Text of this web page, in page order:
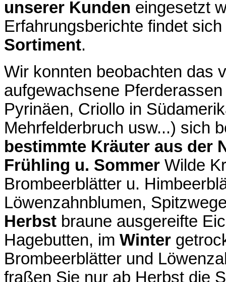
unserer Kunden eingesetzt
Erfahrungsberichte findet
Sortiment.
Wir konnten beobachten das
aufgewachsene
Pyrinäen, Criollo in
Mehrfelderbruch usw...) sich
bestimmte Kräuter aus der
Frühling u. Sommer Wilde
Brombeerblätter u.
Löwenzahnblumen,
Herbst braune ausgereifte
Hagebutten, im Winter
Brombeerblätter und
fraßen Sie nur ab Herbst die